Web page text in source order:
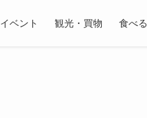
イベント 観光・買物 食べる